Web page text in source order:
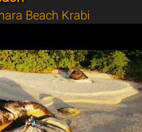
Beach Krabi